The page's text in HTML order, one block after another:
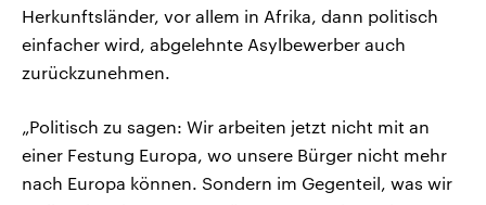
Herkunftsländer, vor allem in Afrika, dann politisch
einfacher wird, abgelehnte Asylbewerber auch
zurückzunehmen.
„Politisch zu sagen: Wir arbeiten jetzt nicht mit an
einer Festung Europa, wo unsere Bürger nicht mehr
nach Europa können. Sondern im Gegenteil, was wir